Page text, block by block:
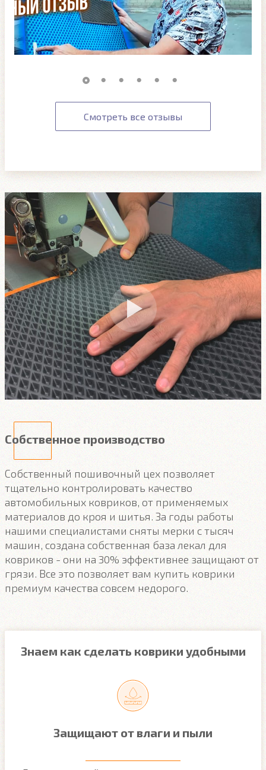
Смотреть все отзывы
Собственное производство
Собственный пошивочный цех позволяет
тщательно контролировать качество
автомобильных ковриков, от применяемых
материалов до кроя и шитья. За годы работы
нашими специалистами сняты мерки с тысяч
машин, создана собственная база лекал для
ковриков - они на 30% эффективнее защищают от
грязи. Все это позволяет вам купить коврики
премиум качества совсем недорого.
Знаем как сделать коврики удобными
Защищают от влаги и пыли